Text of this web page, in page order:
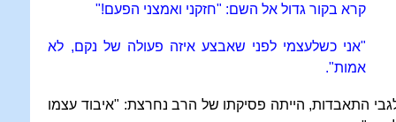
קרא בקור גדול אל השם: "חזקני ואמצני הפעם!"
"אני כשלעצמי לפני שאבצע איזה פעולה של נקם, לא
אמות".
התאבדות, הייתה פסיקתו של הרב נחרצת: "איבוד עצמו